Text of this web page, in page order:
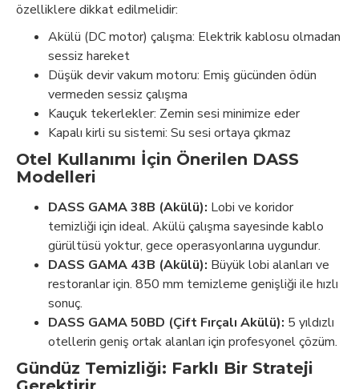
özelliklere dikkat edilmelidir:
Akülü (DC motor) çalışma: Elektrik kablosu olmadan
sessiz hareket
Düşük devir vakum motoru: Emiş gücünden ödün
vermeden sessiz çalışma
Kauçuk tekerlekler: Zemin sesi minimize eder
Kapalı kirli su sistemi: Su sesi ortaya çıkmaz
Otel Kullanımı İçin Önerilen DASS
Modelleri
DASS GAMA 38B (Akülü): Lobi ve koridor
temizliği için ideal. Akülü çalışma sayesinde kablo
gürültüsü yoktur, gece operasyonlarına uygundur.
DASS GAMA 43B (Akülü): Büyük lobi alanları ve
restoranlar için. 850 mm temizleme genişliği ile hızlı
sonuç.
DASS GAMA 50BD (Çift Fırçalı Akülü): 5 yıldızlı
otellerin geniş ortak alanları için profesyonel çözüm.
Gündüz Temizliği: Farklı Bir Strateji